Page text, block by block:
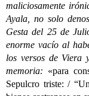
maliciosamente
Ayala, no solo
Gesta del 25 de
enorme vacío al
los versos de Viera
memoria: «para
Sepulcro triste: /